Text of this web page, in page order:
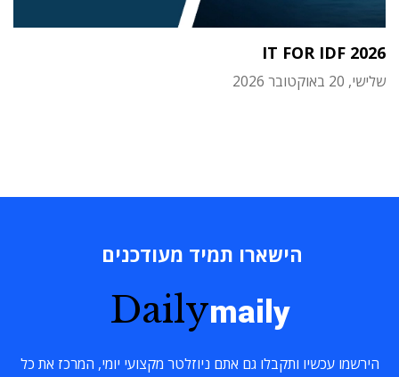
IT FOR IDF 2026
שלישי, 20 באוקטובר 2026
הישארו תמיד מעודכנים
Dailymaily
הירשמו עכשיו ותקבלו גם אתם ניוזלטר מקצועי יומי, המרכז את כל